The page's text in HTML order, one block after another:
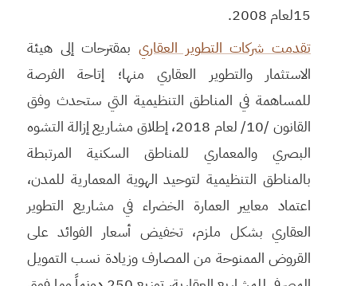
15لعام 2008.
تقدمت شركات التطوير العقاري بمقترحات إلى هيئة
الاستثمار والتطوير العقاري منها؛ إتاحة الفرصة
للمساهمة في المناطق التنظيمية التي ستحدث وفق
القانون /10/ لعام 2018، إطلاق مشاريع إزالة التشوه
البصري والمعماري للمناطق السكنية المرتبطة
بالمناطق التنظيمية لتوحيد الهوية المعمارية للمدن،
اعتماد معايير العمارة الخضراء في مشاريع التطوير
العقاري بشكل ملزم، تخفيض أسعار الفوائد على
القروض الممنوحة من المصارف وزيادة نسب التمويل